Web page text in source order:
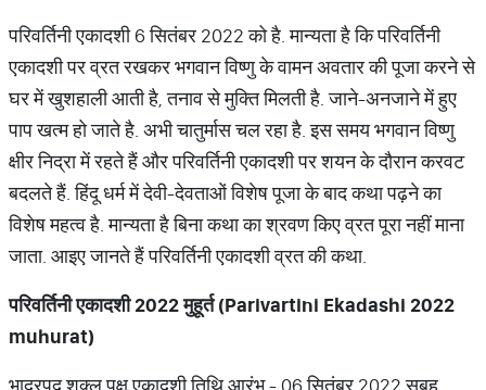
परिवर्तिनी एकादशी 6 सितंबर 2022 को है. मान्यता है कि परिवर्तिनी
एकादशी पर व्रत रखकर भगवान विष्णु के वामन अवतार की पूजा करने से
घर में खुशहाली आती है, तनाव से मुक्ति मिलती है. जाने-अनजाने में हुए
पाप खत्म हो जाते है. अभी चातुर्मास चल रहा है. इस समय भगवान विष्णु
क्षीर निद्रा में रहते हैं और परिवर्तिनी एकादशी पर शयन के दौरान करवट
बदलते हैं. हिंदू धर्म में देवी-देवताओं विशेष पूजा के बाद कथा पढ़ने का
विशेष महत्व है. मान्यता है बिना कथा का श्रवण किए व्रत पूरा नहीं माना
जाता. आइए जानते हैं परिवर्तिनी एकादशी व्रत की कथा.
परिवर्तिनी एकादशी2022मुहूर्त (Parivartini Ekadashi 2022
muhurat)